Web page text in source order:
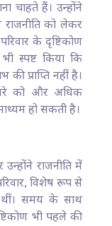
चाहते हैं। उन्होंने
राजनीति को लेकर
के दृष्टिकोण
स्पष्ट किया कि
प्राप्ति नहीं है।
को और अधिक
हो सकती है।
राजनीति में
विशेष रूप से
समय के साथ
भी पहले की